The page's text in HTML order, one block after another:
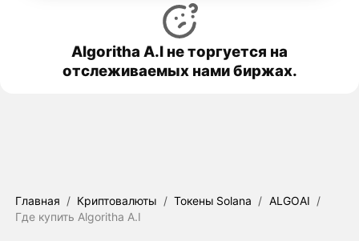
Algoritha A.I не торгуется на
отслеживаемых нами биржах.
Главная / Криптовалюты / Токены Solana / ALGOAI /
Где купить Algoritha A.I